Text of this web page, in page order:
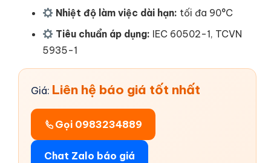
Nhiệt độ làm việc dài hạn: tối đa 90°C
Tiêu chuẩn áp dụng: IEC 60502-1, TCVN
5935-1
Giá: Liên hệ báo giá tốt nhất
Gọi 0983234889
Chat Zalo báo giá